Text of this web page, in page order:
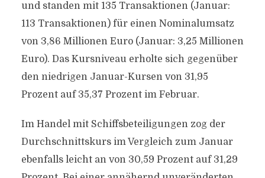
und standen mit 135 Transaktionen (Januar:
113 Transaktionen) für einen Nominalumsatz
von 3,86 Millionen Euro (Januar: 3,25 Millionen
Euro). Das Kursniveau erholte sich gegenüber
den niedrigen Januar-Kursen von 31,95
Prozent auf 35,37 Prozent im Februar.
Im Handel mit Schiffsbeteiligungen zog der
Durchschnittskurs im Vergleich zum Januar
ebenfalls leicht an von 30,59 Prozent auf 31,29